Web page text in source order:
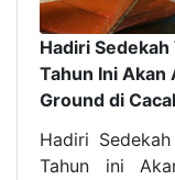
Hadiri Sedekah
Tahun Ini Akan
Ground di
Hadiri
Tahun ini